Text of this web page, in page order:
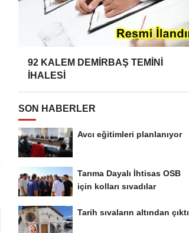
92 KALEM DEMİRBAŞ TEMİNİ
İHALESİ
SON HABERLER
Avcı eğitimleri planlanıyor
Tarıma Dayalı İhtisas OSB
için kolları sıvadılar
Tarih sıvaların altından çıktı